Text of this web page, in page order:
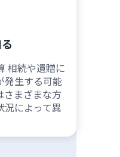
相続や遺贈に
発生する可能
さまざまな方
況によって異